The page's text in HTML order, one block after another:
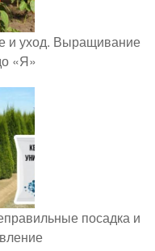
и уход. Выращивание
«Я»
посадка и